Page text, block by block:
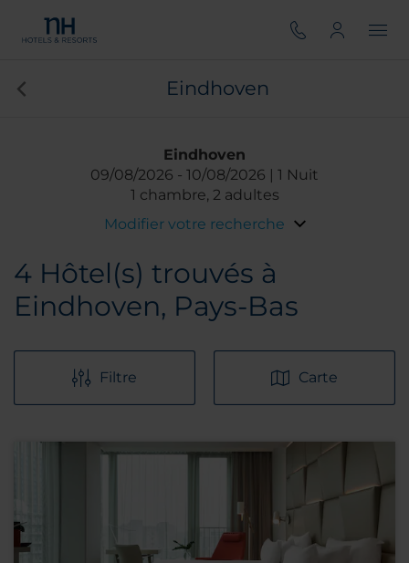
Eindhoven
Eindhoven
09/08/2026
10/08/2026
1 Nuit
1 chambre, 2 adultes
Modifier votre recherche
4 Hôtel(s) trouvés à
Eindhoven, Pays-Bas
Filtre Carte